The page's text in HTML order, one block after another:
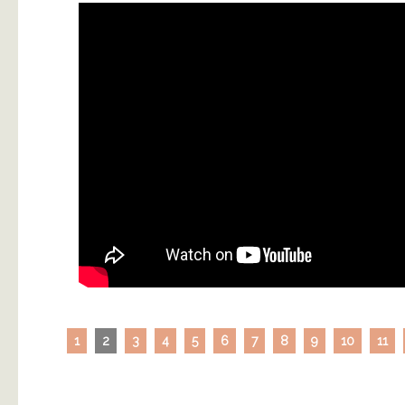
1 2 3 4 5 6 7 8 9 10 11